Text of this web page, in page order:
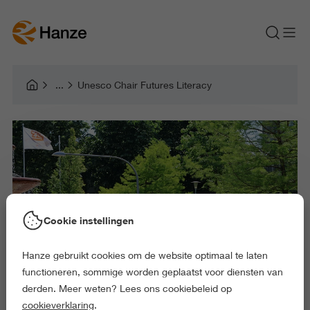
Unesco Chair Futures Literacy
Cookie instellingen
Hanze gebruikt cookies om de website optimaal te laten
functioneren, sommige worden geplaatst voor diensten van
derden. Meer weten? Lees ons cookiebeleid op
cookieverklaring.